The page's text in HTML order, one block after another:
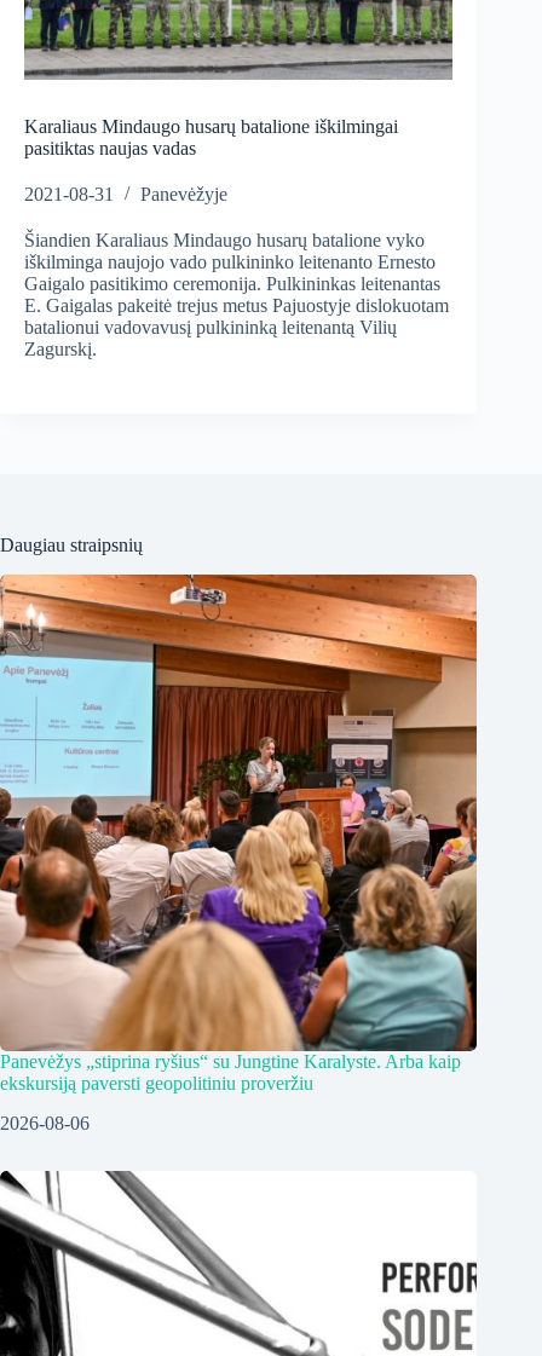
Karaliaus Mindaugo husarų batalione iškilmingai
pasitiktas naujas vadas
2021-08-31 Panevėžyje
Šiandien Karaliaus Mindaugo husarų batalione vyko
iškilminga naujojo vado pulkininko leitenanto Ernesto
Gaigalo pasitikimo ceremonija. Pulkininkas leitenantas
E. Gaigalas pakeitė trejus metus Pajuostyje dislokuotam
batalionui vadovavusį pulkininką leitenantą Vilių
Zagurskį.
Daugiau straipsnių
Panevėžys „stiprina ryšius“ su Jungtine Karalyste. Arba kaip
ekskursiją paversti geopolitiniu proveržiu
2026-08-06